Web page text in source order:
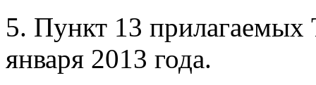
5. Пункт 13 прилагаемых
января 2013 года.